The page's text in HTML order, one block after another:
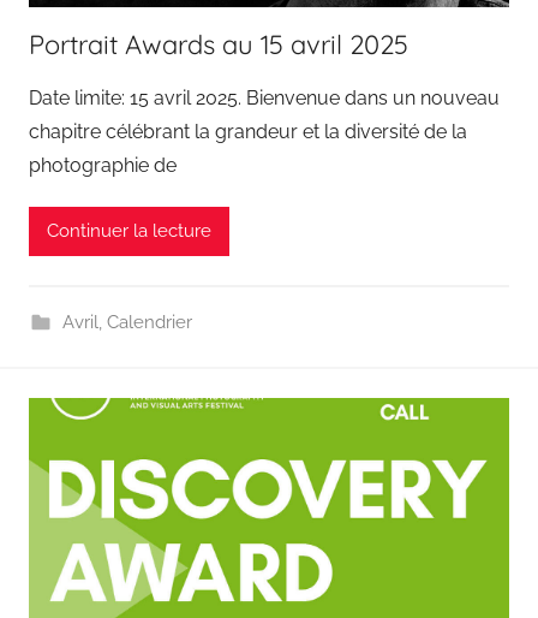
Portrait Awards au 15 avril 2025
Date limite: 15 avril 2025. Bienvenue dans un nouveau
chapitre célébrant la grandeur et la diversité de la
photographie de
Continuer la lecture
Avril, Calendrier